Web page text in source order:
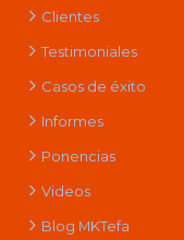
Clientes
Testimoniales
Casos de éxito
Informes
Ponencias
Videos
Blog MKTefa